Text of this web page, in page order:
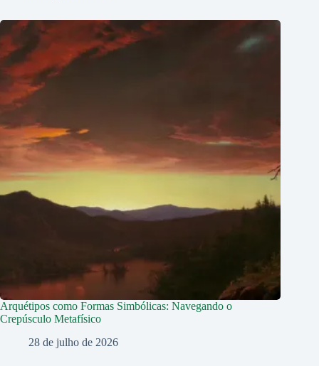
Arquétipos como Formas Simbólicas: Navegando o
Crepúsculo Metafísico
28 de julho de 2026